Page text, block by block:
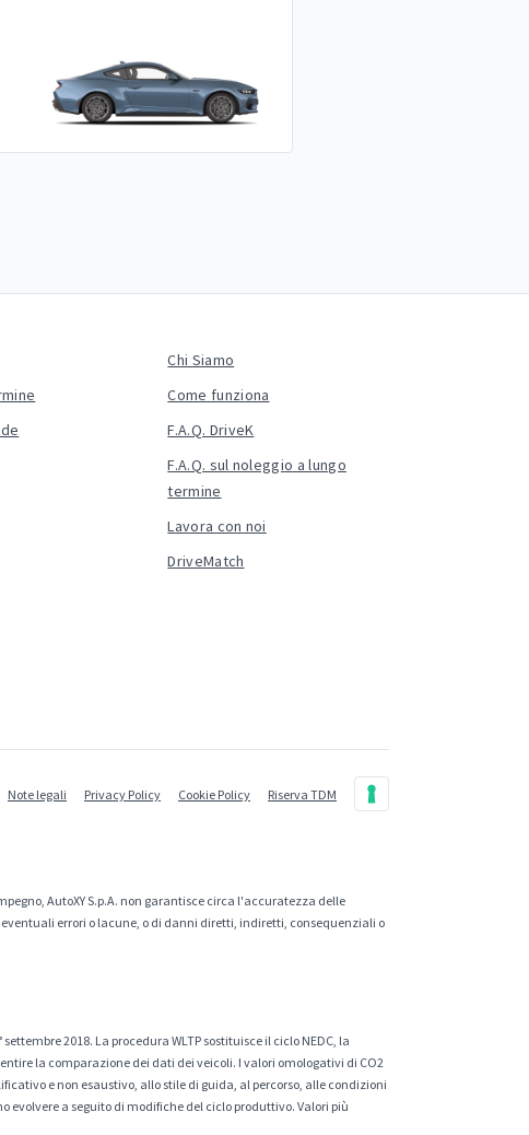
Chi Siamo
Come funziona
F.A.Q. DriveK
F.A.Q. sul noleggio a lungo
termine
Lavora con noi
DriveMatch
Note legali Privacy Policy Cookie Policy Riserva TDM
AutoXY S.p.A. non garantisce circa l'accuratezza delle
eventuali errori o lacune, o di danni diretti, indiretti, consequenziali o
2018. La procedura WLTP sostituisce il ciclo NEDC, la
la comparazione dei dati dei veicoli. I valori omologativi di CO2
e non esaustivo, allo stile di guida, al percorso, alle condizioni
evolvere a seguito di modifiche del ciclo produttivo. Valori più